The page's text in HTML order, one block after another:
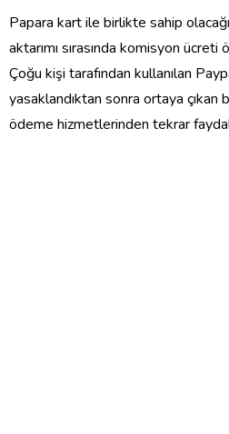
Papara kart ile birlikte sahip
aktarımı sırasında komisyon ücreti
Çoğu kişi tarafından kullanılan
yasaklandıktan sonra ortaya çıkan
ödeme hizmetlerinden tekrar